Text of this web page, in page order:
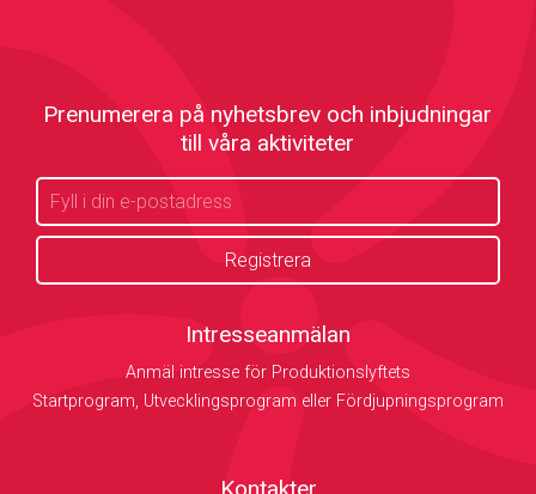
Prenumerera på nyhetsbrev och inbjudningar
till våra aktiviteter
Intresseanmälan
Anmäl intresse för Produktionslyftets
Startprogram, Utvecklingsprogram eller Fördjupningsprogram